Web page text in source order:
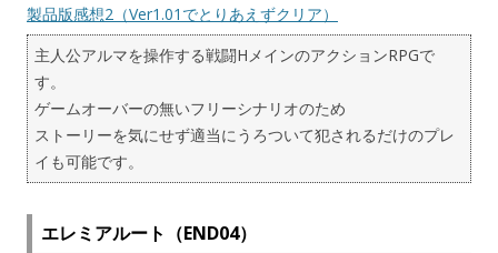
製品版感想2（Ver1.01でとりあえずクリア）
主人公アルマを操作する戦闘HメインのアクションRPGで
す。
ゲームオーバーの無いフリーシナリオのため
ストーリーを気にせず適当にうろついて犯されるだけのプレ
イも可能です。
エレミアルート（END04）